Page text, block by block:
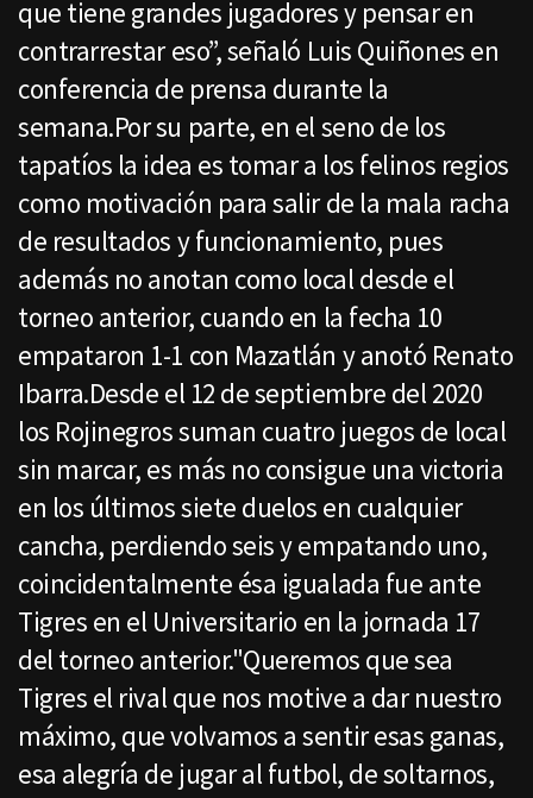
que tiene grandes jugadores y pensar en
contrarrestar eso”, señaló Luis Quiñones en
conferencia de prensa durante la
semana.Por su parte, en el seno de los
tapatíos la idea es tomar a los felinos regios
como motivación para salir de la mala racha
de resultados y funcionamiento, pues
además no anotan como local desde el
torneo anterior, cuando en la fecha 10
empataron 1-1 con Mazatlán y anotó Renato
Ibarra.Desde el 12 de septiembre del 2020
los Rojinegros suman cuatro juegos de local
sin marcar, es más no consigue una victoria
en los últimos siete duelos en cualquier
cancha, perdiendo seis y empatando uno,
coincidentalmente ésa igualada fue ante
Tigres en el Universitario en la jornada 17
del torneo anterior."Queremos que sea
Tigres el rival que nos motive a dar nuestro
máximo, que volvamos a sentir esas ganas,
esa alegría de jugar al futbol, de soltarnos,